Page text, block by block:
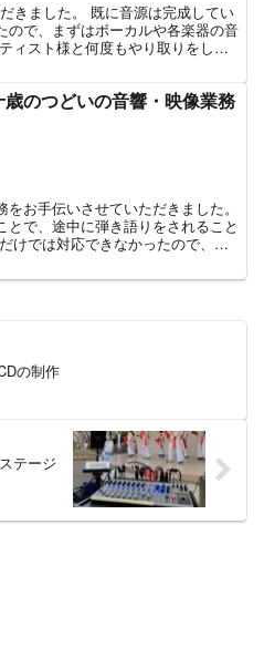
きました。 既に音源は完成してい
ので、まずはボーカルや各楽器の音
ィスト様と何度もやり取りをしな
歳のつどいの音響・映像業務
お手伝いさせていただきました。
で、途中に弾き語りをされること
けでは対応できなかったので、ミ
の制作
テージ